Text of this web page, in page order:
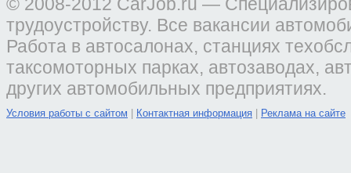
трудоустройству. Все вакансии
Работа в автосалонах, станциях
таксомоторных парках, автозаводах,
других автомобильных предприятиях.
Условия работы с сайтом Контактная информация Реклама на сайте